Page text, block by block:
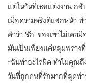
แต่ในวันที่เธอแต่งงาน ก
เมื่อความจริงตีแสกหน้า ท
คำว่า 'รัก' ของเขาไม่เคยมี
มันเป็นเพียงแค่หลุมพราง
“ฉันทำอะไรผิด ทำไมคุณ
วันที่ถูกคนที่รักมากที่สุดท